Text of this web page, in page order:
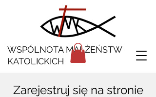
WSPÓLNOTA MAŁŻEŃSTW
KATOLICKICH
Zarejestruj się na stronie